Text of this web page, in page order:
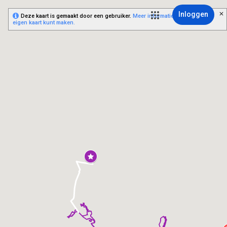
Inloggen
Deze kaart is gemaakt door een gebruiker. Meer informatie over hoe je je
eigen kaart kunt maken.